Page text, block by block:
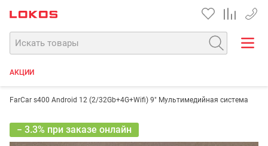
+7
АКЦИИ
FarCar s400 Android 12 (2/32Gb+4G+Wifi) 9" Мультимедийная система
− 3.3% при заказе онлайн